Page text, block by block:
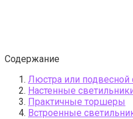
Содержание
Люстра или подвесной
Настенные
Практичные торшеры
Встроенные